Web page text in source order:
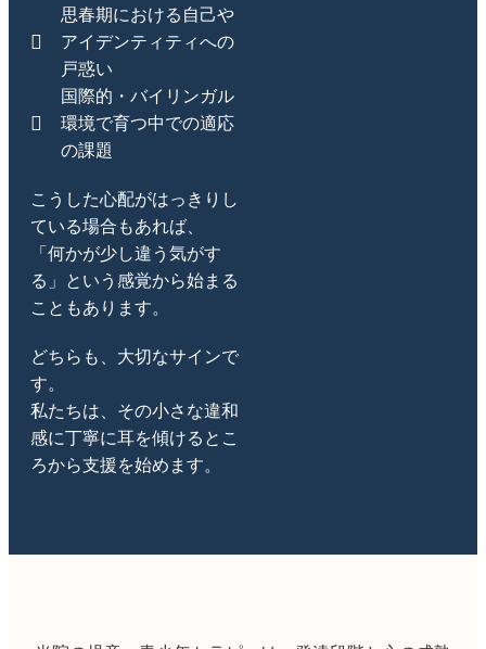
思春期における自己や
アイデンティティへの
戸惑い
国際的・バイリンガル
環境で育つ中での適応
の課題
こうした心配がはっきりし
ている場合もあれば、
「何かが少し違う気がす
る」という感覚から始まる
こともあります。
どちらも、大切なサインで
す。
私たちは、その小さな違和
感に丁寧に耳を傾けるとこ
ろから支援を始めます。